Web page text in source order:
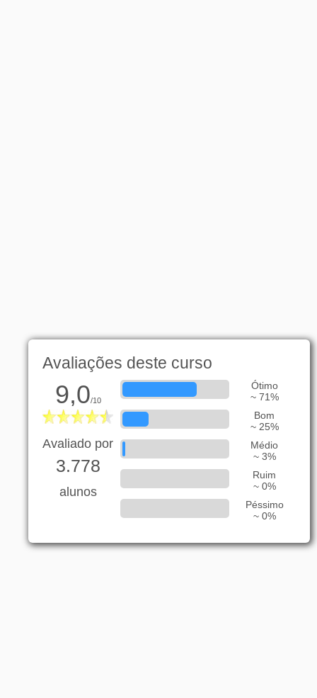
Avaliações deste curso
9,0/10
Avaliado por
3.778
alunos
Ótimo
~ 71%
Bom
~ 25%
Médio
~ 3%
Ruim
~ 0%
Péssimo
~ 0%